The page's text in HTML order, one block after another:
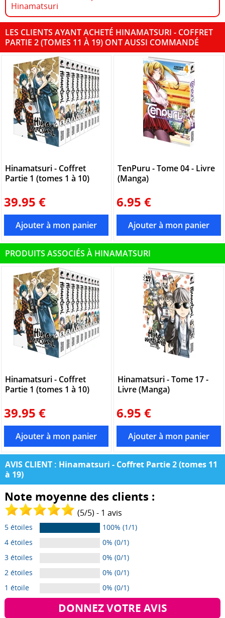
Hinamatsuri
LES CLIENTS AYANT ACHETÉ HINAMATSURI - COFFRET
PARTIE 2 (TOMES 11 À 19) ONT AUSSI COMMANDÉ
Hinamatsuri - Coffret
Partie 1 (tomes 1 à 10)
39.95 €
TenPuru - Tome 04 - Livre
(Manga)
6.95 €
PRODUITS ASSOCIÉS À HINAMATSURI
Hinamatsuri - Coffret
Partie 1 (tomes 1 à 10)
39.95 €
Hinamatsuri - Tome 17 -
Livre (Manga)
6.95 €
AVIS CLIENT : Hinamatsuri - Coffret Partie 2 (tomes 11
à 19)
Note moyenne des clients :
(5/5) - 1 avis
5 étoiles
100% (1/1)
4 étoiles
0% (0/1)
3 étoiles
0% (0/1)
2 étoiles
0% (0/1)
1 étoile
0% (0/1)
DONNEZ VOTRE AVIS